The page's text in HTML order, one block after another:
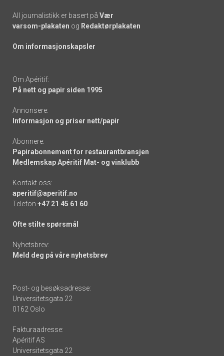
All journalistikk er basert på Vær
varsom-plakaten og Redaktørplakaten
Om informasjonskapsler
Om Apéritif:
På nett og papir siden 1995
Annonsere:
Informasjon og priser nett/papir
Abonnere:
Papirabonnement for restaurantbransjen
Medlemskap Apéritif Mat- og vinklubb
Kontakt oss:
aperitif@aperitif.no
Telefon +47 21 45 61 60
Ofte stilte spørsmål
Nyhetsbrev:
Meld deg på våre nyhetsbrev
Post- og besøksadresse:
Universitetsgata 22
0162 Oslo
Fakturaadresse:
Apéritif AS
Universitetsgata 22